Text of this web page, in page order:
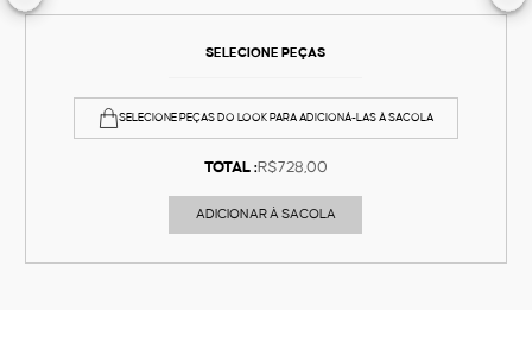
SELECIONE PEÇAS
SELECIONE PEÇAS DO LOOK PARA ADICIONÁ-LAS À SACOLA
TOTAL :R$728,00
ADICIONAR À SACOLA